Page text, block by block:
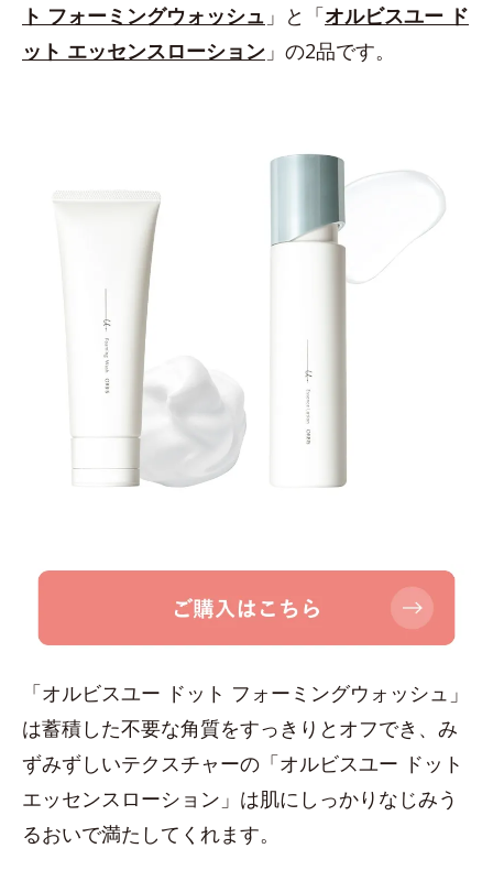
ト フォーミングウォッシュ 」と「オルビスユー ド
ット エッセンスローション 」の2品です。
「オルビスユー ドット フォーミングウォッシュ」
は蓄積した不要な角質をすっきりとオフでき、み
ずみずしいテクスチャーの「オルビスユー ドット
エッセンスローション」は肌にしっかりなじみう
るおいで満たしてくれます。